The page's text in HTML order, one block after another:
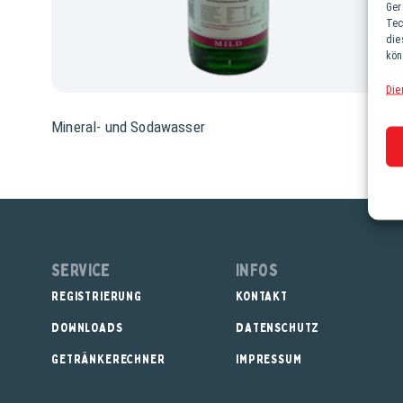
Mineral- und Sodawasser
Service
REGISTRIERUNG
DOWNLOADS
GETRÄNKERECHNER
Infos
KONTAKT
DATENSCHUTZ
IMPRESSUM